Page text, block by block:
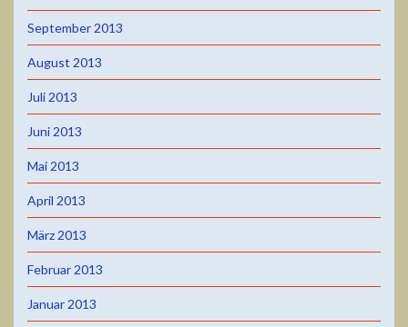
September 2013
August 2013
Juli 2013
Juni 2013
Mai 2013
April 2013
März 2013
Februar 2013
Januar 2013